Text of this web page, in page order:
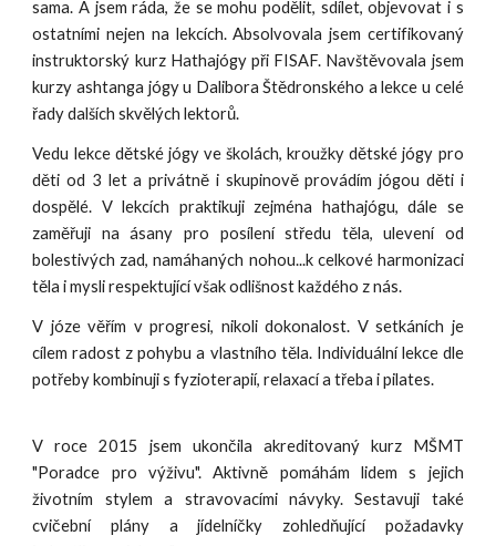
sama. A jsem ráda, že se mohu podělit, sdílet, objevovat i s
ostatními nejen na lekcích. Absolvovala jsem certifikovaný
instruktorský kurz Hathajógy při FISAF. Navštěvovala jsem
kurzy ashtanga jógy u Dalibora Štědronského a lekce u celé
řady dalších skvělých lektorů.
Vedu lekce dětské jógy ve školách, kroužky dětské jógy pro
děti od 3 let a privátně i skupinově provádím jógou děti i
dospělé. V lekcích praktikuji zejména hathajógu, dále se
zaměřuji na ásany pro posílení středu těla, ulevení od
bolestivých zad, namáhaných nohou...k celkové harmonizaci
těla i mysli respektující však odlišnost každého z nás.
V józe věřím v progresi, nikoli dokonalost. V setkáních je
cílem radost z pohybu a vlastního těla. Individuální lekce dle
potřeby kombinuji s fyzioterapií, relaxací a třeba i pilates.
V roce 2015 jsem ukončila akreditovaný kurz MŠMT
"Poradce pro výživu". Aktivně pomáhám lidem s jejich
životním stylem a stravovacími návyky. Sestavuji také
cvičební plány a jídelníčky zohledňující požadavky